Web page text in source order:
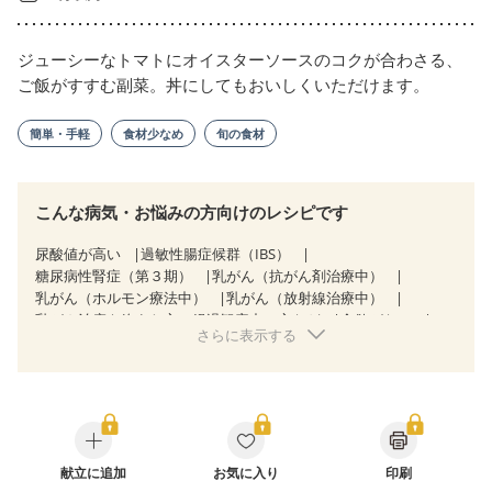
ジューシーなトマトにオイスターソースのコクが合わさる、
ご飯がすすむ副菜。丼にしてもおいしくいただけます。
簡単・手軽 食材少なめ 旬の食材
こんな病気・お悩みの方向けのレシピです
尿酸値が高い
過敏性腸症候群（IBS）
糖尿病性腎症（第３期）
乳がん（抗がん剤治療中）
乳がん（ホルモン療法中）
乳がん（放射線治療中）
乳がん治療を終えた方・経過観察中の方など
食欲がない
妊婦健診・体重増加が気になる（初期）
産後（ミルク）
骨粗しょう症
関節リウマチ
フレイル（年齢に合わせた体作り）
貧血対策
ニキビ・肌荒れ
更年期
さらに表示する
献立に追加 お気に入り 印刷